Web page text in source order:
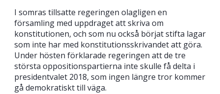
I somras tillsatte regeringen olagligen en
församling med uppdraget att skriva om
konstitutionen, och som nu också börjat stifta lagar
som inte har med konstitutionsskrivandet att göra.
Under hösten förklarade regeringen att de tre
största oppositionspartierna inte skulle få delta i
presidentvalet 2018, som ingen längre tror kommer
gå demokratiskt till väga.